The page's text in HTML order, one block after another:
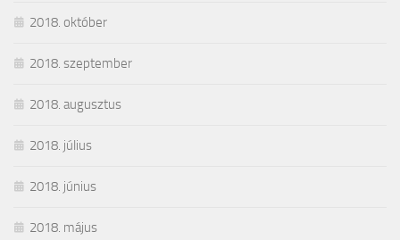
2018. október
2018. szeptember
2018. augusztus
2018. július
2018. június
2018. május